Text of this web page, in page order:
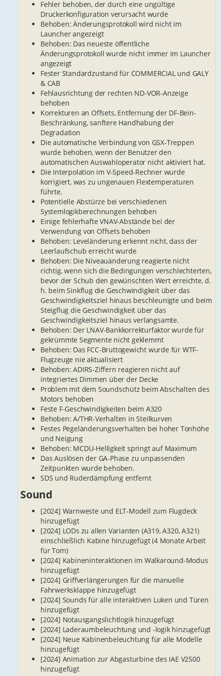
Fehler behoben, der durch eine ungültige
Druckerkonfiguration verursacht wurde
Behoben: Änderungsprotokoll wird nicht im
Launcher angezeigt
Behoben: Das neueste öffentliche
Änderungsprotokoll wurde nicht immer im Launcher
angezeigt
Fester Standardzustand für COMMERCIAL und GALY
& CAB
Fehlausrichtung der rechten ND-VOR-Anzeige
behoben
Korrekturen an Offsets, Entfernung der DF-Bein-
Beschränkung, sanftere Handhabung der
Degradation
Die automatische Verbindung von GSX-Treppen
wurde behoben, wenn der Benutzer den
automatischen Auswahloperator nicht aktiviert hat.
Die Interpolation im V-Speed-Rechner wurde
korrigiert, was zu ungenauen Flextemperaturen
führte.
Potentielle Abstürze bei verschiedenen
Systemlogikberechnungen behoben
Einige fehlerhafte VNAV-Abstände bei der
Verwendung von Offsets behoben
Behoben: Leveländerung erkennt nicht, dass der
Leerlaufschub erreicht wurde
Behoben: Die Niveauänderung reagierte nicht
richtig, wenn sich die Bedingungen verschlechterten,
bevor der Schub den gewünschten Wert erreichte, d.
h. beim Sinkflug die Geschwindigkeit über das
Geschwindigkeitsziel hinaus beschleunigte und beim
Steigflug die Geschwindigkeit über das
Geschwindigkeitsziel hinaus verlangsamte.
Behoben: Der LNAV-Bankkorrekturfaktor wurde für
gekrümmte Segmente nicht geklemmt
Behoben: Das FCC-Bruttogewicht wurde für WTF-
Flugzeuge nie aktualisiert
Behoben: ADIRS-Ziffern reagieren nicht auf
integriertes Dimmen über der Decke
Problem mit dem Soundschütz beim Abschalten des
Motors behoben
Feste F-Geschwindigkeiten beim A320
Behoben: A/THR-Verhalten in Steilkurven
Festes Pegeländerungsverhalten bei hoher Tonhöhe
und Neigung
Behoben: MCDU-Helligkeit springt auf Maximum
Das Auslösen der GA-Phase zu unpassenden
Zeitpunkten wurde behoben.
SDS und Ruderdämpfung entfernt
Sound
[2024] Warnweste und ELT-Modell zum Flugdeck
hinzugefügt
[2024] LODs zu allen Varianten (A319, A320, A321)
einschließlich Kabine hinzugefügt (4 Monate Arbeit
für Tom)
[2024] Kabineninteraktionen im Walkaround-Modus
hinzugefügt
[2024] Griffverlängerungen für die manuelle
Fahrwerksklappe hinzugefügt
[2024] Sounds für alle interaktiven Luken und Türen
hinzugefügt
[2024] Notausgangslichtlogik hinzugefügt
[2024] Laderaumbeleuchtung und -logik hinzugefügt
[2024] Neue Kabinenbeleuchtung für alle Modelle
hinzugefügt
[2024] Animation zur Abgasturbine des IAE V2500
hinzugefügt